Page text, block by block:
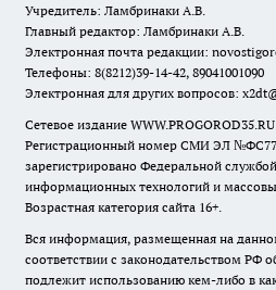
Учредитель: Ламбринаки А.В.
Главный редактор: Ламбринаки А.В.
Электронная почта редакции:
Телефоны: 8(8212)39-14-42, 89041001090
Электронная для других вопросов:
Сетевое издание
Регистрационный номер СМИ ЭЛ №ФС77-
зарегистрировано Федеральной
информационных технологий и
Возрастная категория сайта 16+.
Вся информация, размещенная на
соответствии с законодательством РФ
подлежит использованию кем-либо в